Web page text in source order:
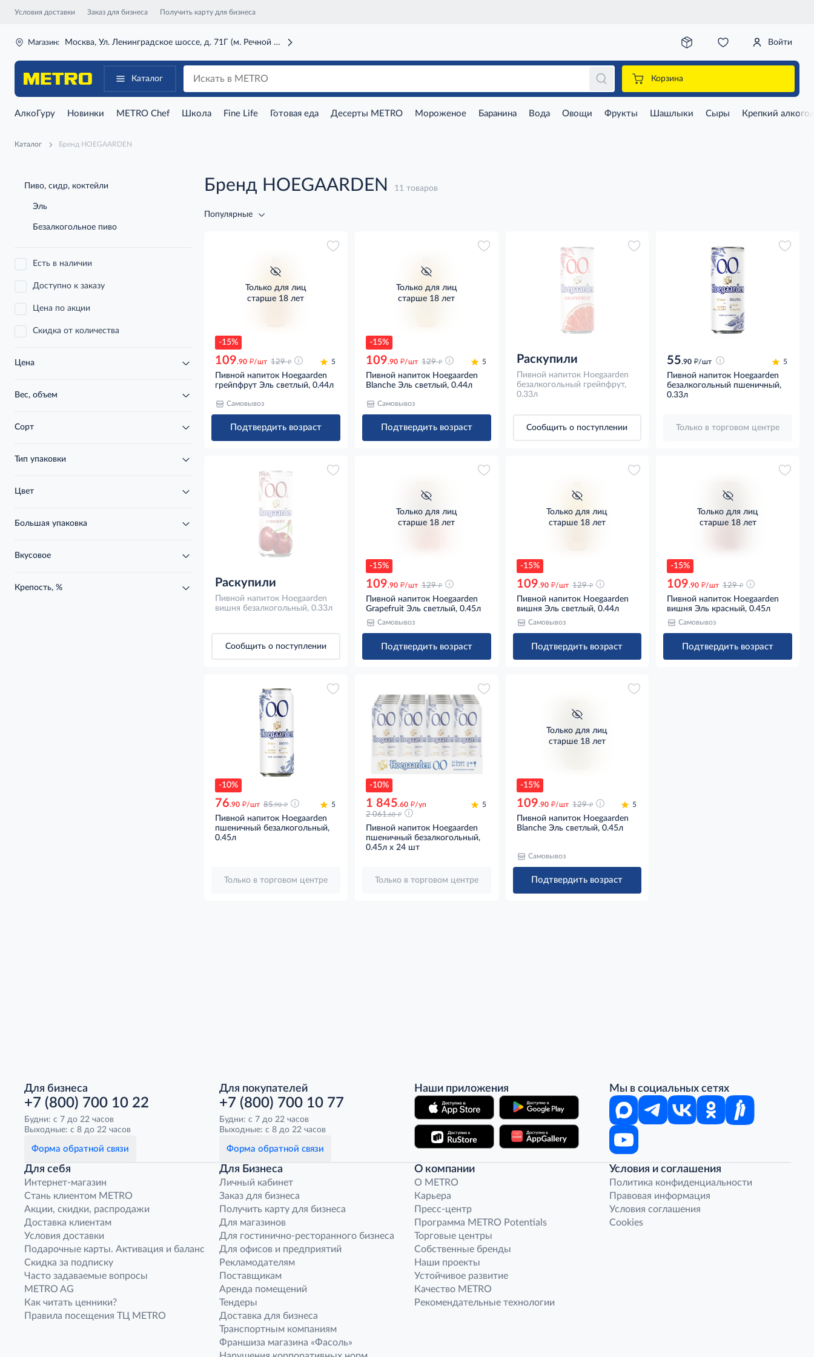
Условия доставки Заказ для бизнеса Получить карту для бизнеса
Магазин: Москва, Ул. Ленинградское шоссе, д. 71Г (м. Речной вокзал) Войти
Каталог Корзина
АлкоГуру Новинки METRO Chef Школа Fine Life Готовая еда Десерты METRO Мороженое Баранина Вода Овощи Фрукты Шашлыки Сыры Крепкий
Каталог Бренд HOEGAARDEN
Пиво, сидр, коктейли
Эль
Безалкогольное пиво
Есть в наличии
Доступно к заказу
Цена по акции
Скидка от количества
Цена
Вес, объем
Сорт
Тип упаковки
Цвет
Большая упаковка
Вкусовое
Крепость, %
Бренд HOEGAARDEN 11 товаров
Популярные
-15%
Только для лиц
старше 18 лет
109.90 д/шт 129 д 5
Пивной напиток Hoegaarden
грейпфрут Эль светлый, 0.44л
Самовывоз
Подтвердить возраст
-15%
Только для лиц
старше 18 лет
109.90 д/шт 129 д 5
Пивной напиток Hoegaarden
Blanche Эль светлый, 0.44л
Самовывоз
Подтвердить возраст
Раскупили
Пивной напиток Hoegaarden
безалкогольный грейпфрут,
0.33л
Сообщить о поступлении
55.90 д/шт 5
Пивной напиток Hoegaarden
безалкогольный пшеничный,
0.33л
Только в торговом центре
Раскупили
Пивной напиток Hoegaarden
вишня безалкогольный, 0.33л
Сообщить о поступлении
-15%
Только для лиц
старше 18 лет
109.90 д/шт 129 д
Пивной напиток Hoegaarden
Grapefruit Эль светлый, 0.45л
Самовывоз
Подтвердить возраст
-15%
Только для лиц
старше 18 лет
109.90 д/шт 129 д
Пивной напиток Hoegaarden
вишня Эль светлый, 0.44л
Самовывоз
Подтвердить возраст
-15%
Только для лиц
старше 18 лет
109.90 д/шт 129 д
Пивной напиток Hoegaarden
вишня Эль красный, 0.45л
Самовывоз
Подтвердить возраст
-10%
76.90 д/шт 85.90 д 5
Пивной напиток Hoegaarden
пшеничный безалкогольный,
0.45л
Только в торговом центре
-10%
1 845.60 д/уп
2 061.60 д
5
Пивной напиток Hoegaarden
пшеничный безалкогольный,
0.45л x 24 шт
Только в торговом центре
-15%
Только для лиц
старше 18 лет
109.90 д/шт 129 д 5
Пивной напиток Hoegaarden
Blanche Эль светлый, 0.45л
Самовывоз
Подтвердить возраст
Для бизнеса
+7 (800) 700 10 22
Будни: с 7 до 22 часов
Выходные: с 8 до 22 часов
Форма обратной связи
Для покупателей
+7 (800) 700 10 77
Будни: с 7 до 22 часов
Выходные: с 8 до 22 часов
Форма обратной связи
Наши приложения Мы в социальных сетях
Для себя
Интернет-магазин
Стань клиентом METRO
Акции, скидки, распродажи
Доставка клиентам
Условия доставки
Подарочные карты. Активация и баланс
Скидка за подписку
Часто задаваемые вопросы
METRO AG
Как читать ценники?
Правила посещения ТЦ METRO
Для Бизнеса
Личный кабинет
Заказ для бизнеса
Получить карту для бизнеса
Для магазинов
Для гостинично-ресторанного бизнеса
Для офисов и предприятий
Рекламодателям
Поставщикам
Аренда помещений
Тендеры
Доставка для бизнеса
Транспортным компаниям
Франшиза магазина «Фасоль»
О компании
O METRO
Карьера
Пресс-центр
Программа METRO Potentials
Торговые центры
Собственные бренды
Наши проекты
Устойчивое развитие
Качество METRO
Рекомендательные технологии
Условия и соглашения
Политика конфиденциальности
Правовая информация
Условия соглашения
Cookies